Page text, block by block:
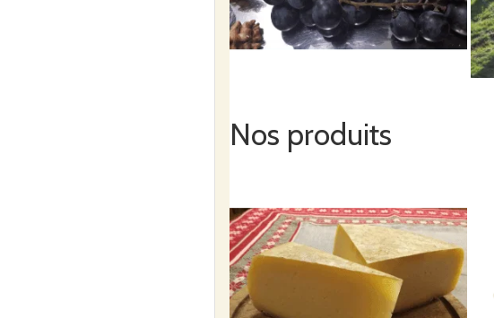
Nos produits